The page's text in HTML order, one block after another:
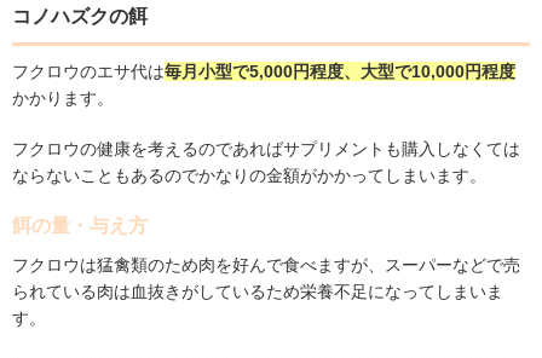
コノハズクの餌
フクロウのエサ代は毎月小型で5,000円程度、大型で10,000円程度
かかります。
フクロウの健康を考えるのであればサプリメントも購入しなくては
ならないこともあるのでかなりの金額がかかってしまいます。
餌の量・与え方
フクロウは猛禽類のため肉を好んで食べますが、スーパーなどで売
られている肉は血抜きがしているため栄養不足になってしまいま
す。